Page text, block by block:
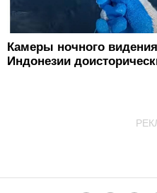
Камеры ночного
Индонезии